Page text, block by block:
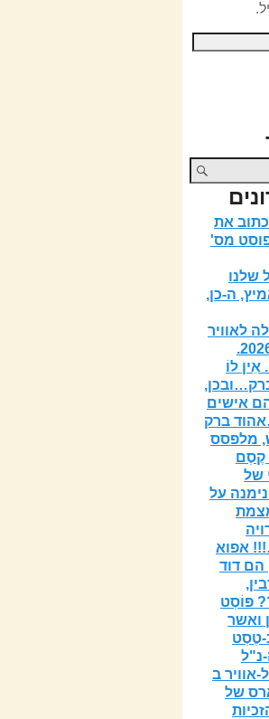
את
מס'
שלנו
ה-כן,
לאוויר
פוסט מס' 1286. אֵין לוֹ
אישים
ברק
מלפסס
קֶסֶם
של
על
אפוא
הם דוד
פּוֹסְט
ואשר
טֶסְט
נ"ל
אוויר ב
של
הזכיות